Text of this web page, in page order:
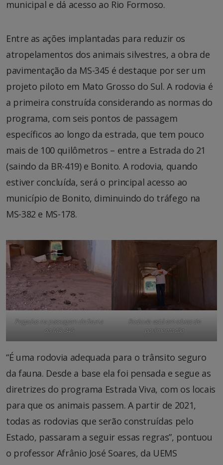
municipal e dá acesso ao Rio Formoso.
Entre as ações implantadas para reduzir os
atropelamentos dos animais silvestres, a obra de
pavimentação da MS-345 é destaque por ser um
projeto piloto em Mato Grosso do Sul. A rodovia é
a primeira construída considerando as normas do
programa, com seis pontos de passagem
específicos ao longo da estrada, que tem pouco
mais de 100 quilômetros – entre a Estrada do 21
(saindo da BR-419) e Bonito. A rodovia, quando
estiver concluída, será o principal acesso ao
município de Bonito, diminuindo do tráfego na
MS-382 e MS-178.
Pegadas na passagem de fauna
da MS-345
Rodovia está em obras de
pavimentação
“É uma rodovia adequada para o trânsito seguro
da fauna. Desde a base ela foi pensada e segue as
diretrizes do programa Estrada Viva, com os locais
para que os animais passem. A partir de 2021,
todas as rodovias que serão construídas pelo
Estado, passaram a seguir essas regras”, pontuou
o professor Afrânio José Soares, da UEMS